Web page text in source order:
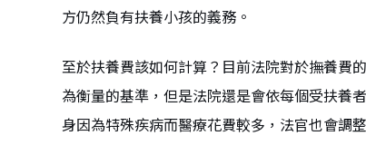
方仍然負有扶養小孩的義務。
至於扶養費該如何計算？目前法院對於撫養費
為衡量的基準，但是法院還是會依每個受扶養
身因為特殊疾病而醫療花費較多，法官也會調